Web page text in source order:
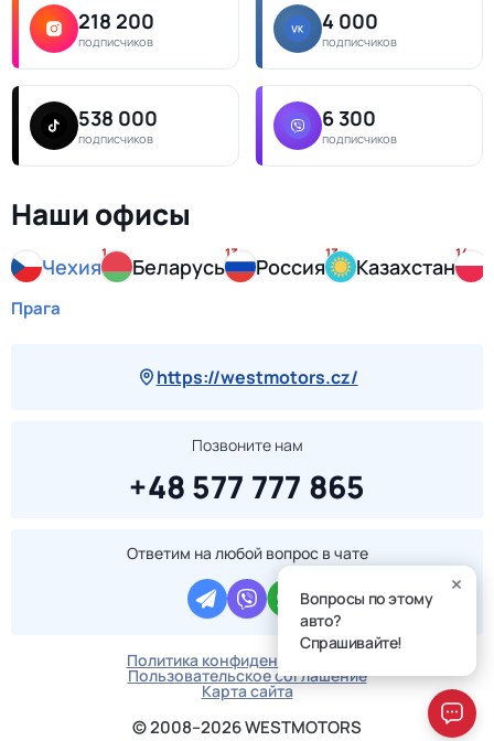
218 200
подписчиков
4 000
подписчиков
538 000
подписчиков
6 300
подписчиков
Наши офисы
Чехия
1
Беларусь
13
Россия
13
Казахстан
14
Прага
https://westmotors.cz/
Позвоните нам
+48 577 777 865
Ответим на любой вопрос в чате
Политика конфиденциальности
Пользовательское соглашение
Карта сайта
© 2008–2026 WESTMOTORS
Вопросы по этому
авто?
Спрашивайте!